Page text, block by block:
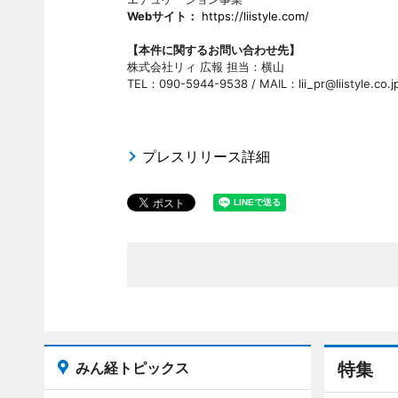
Webサイト：
https://liistyle.com/
【本件に関するお問い合わせ先】
株式会社リィ 広報 担当：横山
TEL：090-5944-9538 / MAIL：
プレスリリース詳細
特集
みん経トピックス